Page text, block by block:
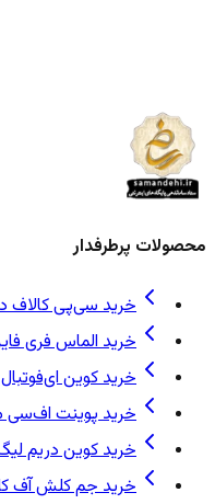
محصولات پرطرفدار
خرید سی‌پی کالاف
خرید الماس فری
خرید کوین ای‌فوتبال
خرید پوینت اف‌سی
خرید کوین دریم
خرید جم کلش آف